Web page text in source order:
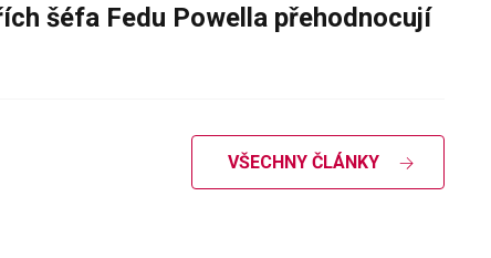
šéfa Fedu Powella přehodnocují
VŠECHNY ČLÁNKY